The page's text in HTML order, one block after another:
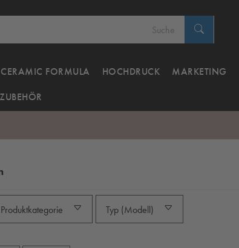
CERAMIC FORMULA HOCHDRUCK MARKETING
ZUBEHÖR
Produktkategorie Typ (Modell)